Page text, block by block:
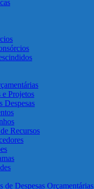
e Projetos
Despesas
Recursos
de Despesas Orçamentárias